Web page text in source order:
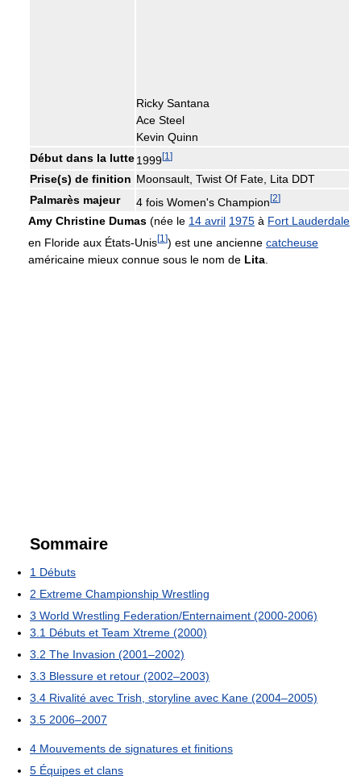
Ricky Santana
Ace Steel
Kevin Quinn
Début dans la lutte1999[1 ]
Prise(s) de finition Moonsault, Twist Of Fate, Lita DDT
Palmarès majeur
4 fois Women's Champion[2]
Amy Christine Dumas (née le 14 avril 1975 à Fort Lauderdale
en Floride aux États-Unis[1 ]) est une ancienne catcheuse
américaine mieux connue sous le nom de Lita
Sommaire
1 Débuts
2 Extreme Championship Wrestling
3 World Wrestling Federation/Enternaiment (2000-2006)
3.1 Débuts et Team Xtreme (2000)
3.2 The Invasion (2001–2002)
3.3 Blessure et retour (2002–2003)
3.4 Rivalité avec Trish, storyline avec Kane (2004–2005)
3.5 2006–2007
4 Mouvements de signatures et finitions
5 Équipes et clans